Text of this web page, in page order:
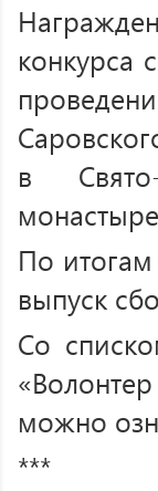
конкурса
в
По
выпуск
Со
можно
***